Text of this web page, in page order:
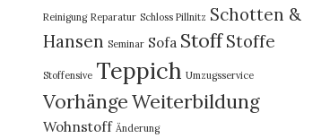
Reinigung Reparatur Schloss Pillnitz Schotten &
Hansen Seminar Sofa Stoff Stoffe
Stoffensive Teppich Umzugsservice
VorhängeWeiterbildung
Wohnstoff Änderung